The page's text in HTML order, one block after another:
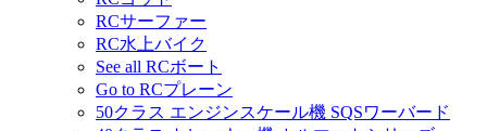
RCサーファー
RC水上バイク
See all RCボート
Go to RCプレーン
50クラス エンジンスケール機 SQSワーバード